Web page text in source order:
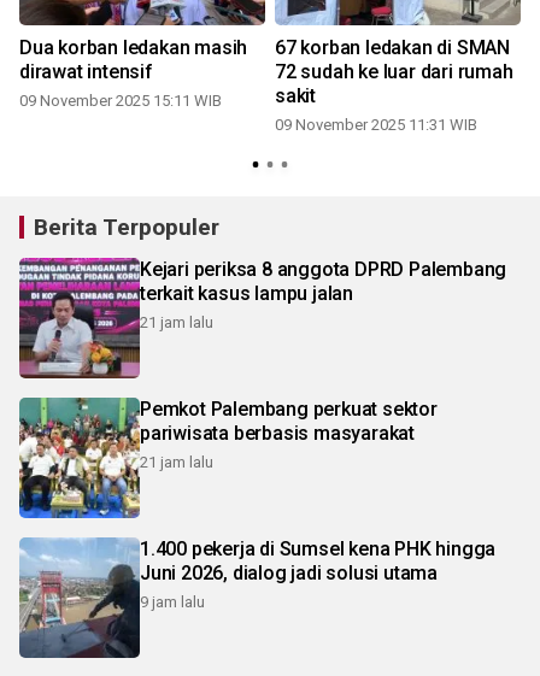
Dua korban ledakan masih
dirawat intensif
09 November 2025 15:11 WIB
67 korban ledakan di SMAN
72 sudah ke luar dari rumah
sakit
09 November 2025 11:31 WIB
Berita Terpopuler
Kejari periksa 8 anggota DPRD Palembang
terkait kasus lampu jalan
21 jam lalu
Pemkot Palembang perkuat sektor
pariwisata berbasis masyarakat
21 jam lalu
1.400 pekerja di Sumsel kena PHK hingga
Juni 2026, dialog jadi solusi utama
9 jam lalu